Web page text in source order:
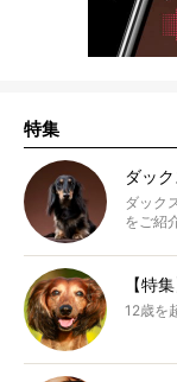
特集
ダッ
ダック
をご紹
【特
12歳を